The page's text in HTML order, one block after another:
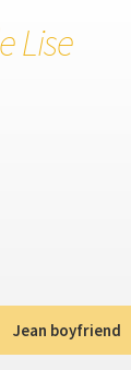
Lise
Jean boyfriend